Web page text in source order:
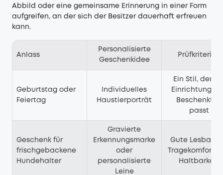
Abbild oder eine gemeinsame Erinnerung in einer Form
aufgreifen, an der sich der Besitzer dauerhaft erfreuen
kann.
Anlass
Personalisierte
Geschenkidee
Prüfkriterien
Geburtstag oder
Feiertag
Individuelles
Haustierporträt
Ein Stil, der
Einrichtung
Beschenkten
passt
Geschenk für
frischgebackene
Hundehalter
Gravierte
Erkennungsmarke
oder
personalisierte
Leine
Gute
Tragekomfort
Haltbarkeit